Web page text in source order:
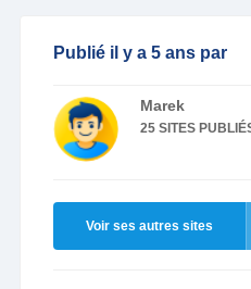
Publié il y a 5 ans par
Marek
25 SITES
Voir ses autres sites